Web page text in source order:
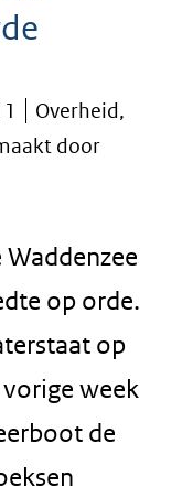
Overheid,
door
op orde.
op
week
de